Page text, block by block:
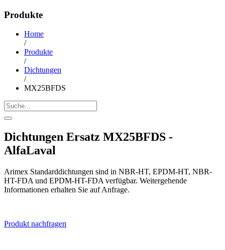
Produkte
Home
/
Produkte
/
Dichtungen
/
MX25BFDS
Dichtungen Ersatz MX25BFDS -
AlfaLaval
Arimex Standarddichtungen sind in NBR-HT, EPDM-HT, NBR-
HT-FDA und EPDM-HT-FDA verfügbar. Weitergehende
Informationen erhalten Sie auf Anfrage.
Produkt nachfragen